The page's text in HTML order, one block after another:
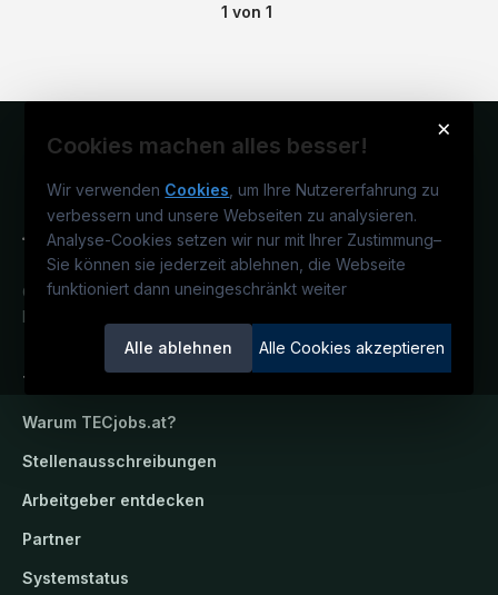
1 von 1
×
Cookies machen alles besser!
Wir verwenden Cookies , um Ihre Nutzererfahrung zu
verbessern und unsere Webseiten zu analysieren.
Analyse-Cookies setzen wir nur mit Ihrer Zustimmung–
Sie können sie jederzeit ablehnen, die Webseite
funktioniert dann uneingeschränkt weiter
Alle ablehnen Alle Cookies akzeptieren
Österreichs technisches Karriereportal.
Ein Service der candidatis GmbH.
TECjobs.at
Warum TECjobs.at?
Stellenausschreibungen
Arbeitgeber entdecken
Partner
Systemstatus